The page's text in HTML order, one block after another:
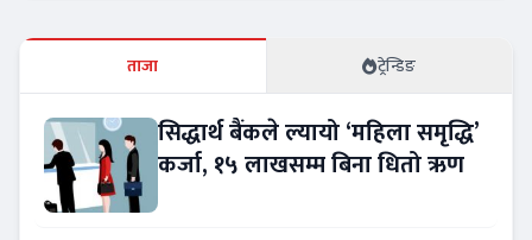
ताजा ट्रेन्डिङ
सिद्धार्थ बैंकले ल्यायो ‘महिला समृद्धि’
कर्जा, १५ लाखसम्म बिना धितो ऋण